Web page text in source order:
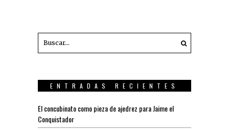
ENTRADAS RECIENTES
El concubinato como pieza de ajedrez para Jaime el
Conquistador